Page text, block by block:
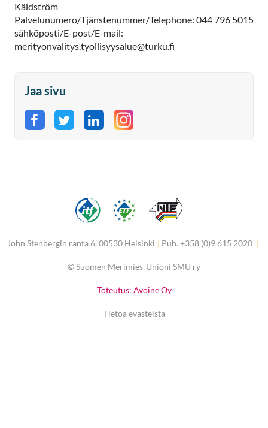
Käldström
Palvelunumero/Tjänstenummer/Telephone: 044 796 5015
sähköposti/E-post/E-mail:
merityonvalitys.tyollisyysalue@turku.fi
Jaa sivu
Jaa Facebookissa
Jaa Twitterissä
Jaa LinkedInissä
John Stenbergin ranta 6, 00530 Helsinki | Puh. +358 (0)9 615 2020 |
©Suomen Merimies-Unioni SMU ry
Toteutus: Avoine Oy
Tietoa evästeistä